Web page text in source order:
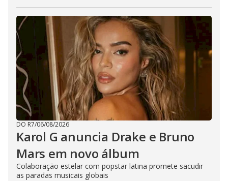
DO R7/06/08/2026
Karol G anuncia Drake e Bruno
Mars em novo álbum
Colaboração estelar com popstar latina promete sacudir
as paradas musicais globais